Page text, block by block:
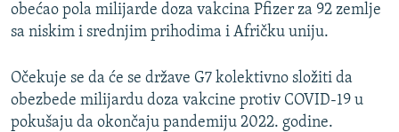
obećao pola milijarde doza vakcina Pfizer za 92 zemlje
sa niskim i srednjim prihodima i Afričku uniju.
Očekuje se da će se države G7 kolektivno složiti da
obezbede milijardu doza vakcine protiv COVID-19 u
pokušaju da okončaju pandemiju 2022. godine.